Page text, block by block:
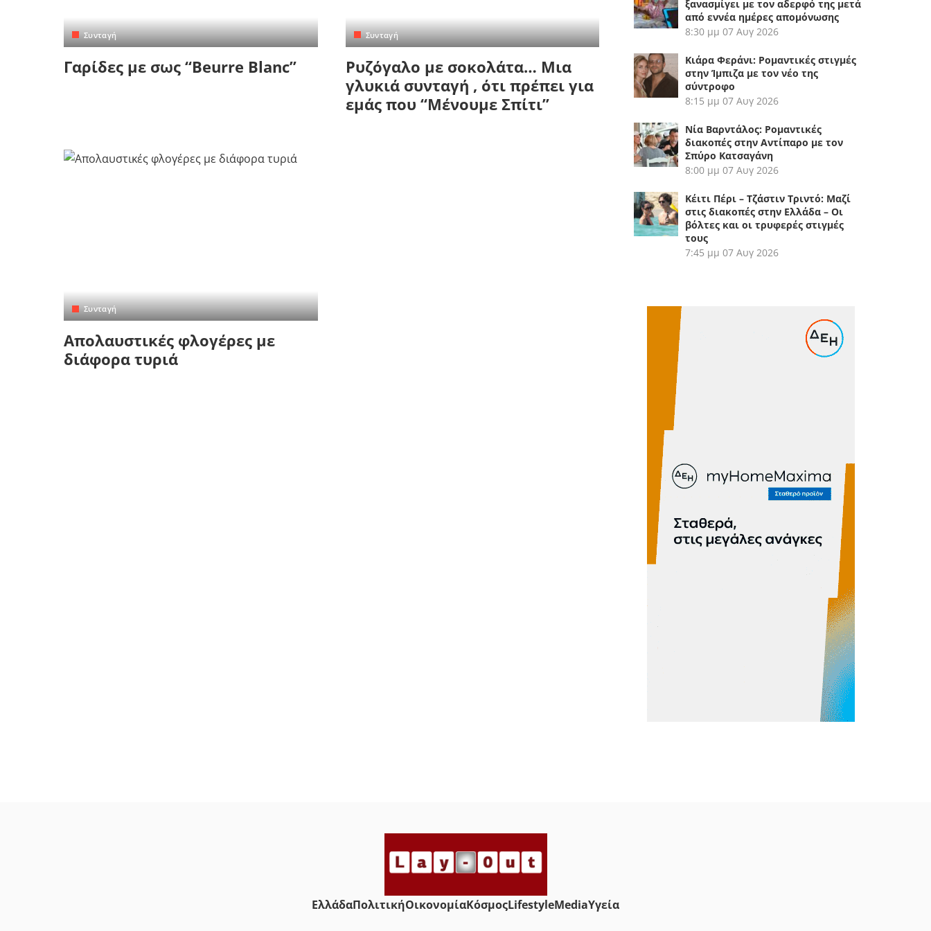
Κυκλάδες
Συνταγή
Γαρίδες με σως “Beurre Blanc”
Συνταγή
Ρυζόγαλο με σοκολάτα… Μια
γλυκιά συνταγή , ότι πρέπει για
εμάς που “Μένουμε Σπίτι”
Συνταγή
Απολαυστικές φλογέρες με
διάφορα τυριά
ξανασμίγει με τον αδερφό της μετά
από εννέα ημέρες απομόνωσης
8:30 μμ 07 Αυγ 2026
Κιάρα Φεράνι: Ρομαντικές στιγμές
στην Ίμπιζα με τον νέο της
σύντροφο
8:15 μμ 07 Αυγ 2026
Νία Βαρντάλος: Ρομαντικές
διακοπές στην Αντίπαρο με τον
Σπύρο Κατσαγάνη
8:00 μμ 07 Αυγ 2026
Κέιτι Πέρι – Τζάστιν Τριντό: Μαζί
στις διακοπές στην Ελλάδα – Οι
βόλτες και οι τρυφερές στιγμές
τους
7:45 μμ 07 Αυγ 2026
ΕλλάδαΠολιτικήΟικονομίαΚόσμοςLifestyleMediaYγεία